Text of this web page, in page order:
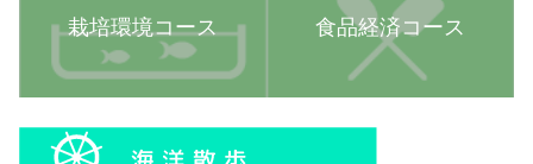
栽培環境コース 食品経済コース